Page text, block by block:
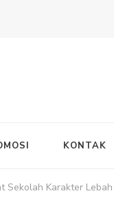
KONTAK
Sekolah Karakter Lebah